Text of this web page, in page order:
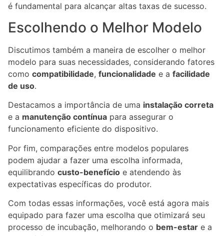
é fundamental para alcançar altas taxas de sucesso.
Escolhendo o Melhor Modelo
Discutimos também a maneira de escolher o melhor
modelo para suas necessidades, considerando fatores
como compatibilidade, funcionalidade e a facilidade
de uso.
Destacamos a importância de uma instalação correta
e a manutenção contínua para assegurar o
funcionamento eficiente do dispositivo.
Por fim, comparações entre modelos populares
podem ajudar a fazer uma escolha informada,
equilibrando custo-benefício e atendendo às
expectativas específicas do produtor.
Com todas essas informações, você está agora mais
equipado para fazer uma escolha que otimizará seu
processo de incubação, melhorando o bem-estar e a